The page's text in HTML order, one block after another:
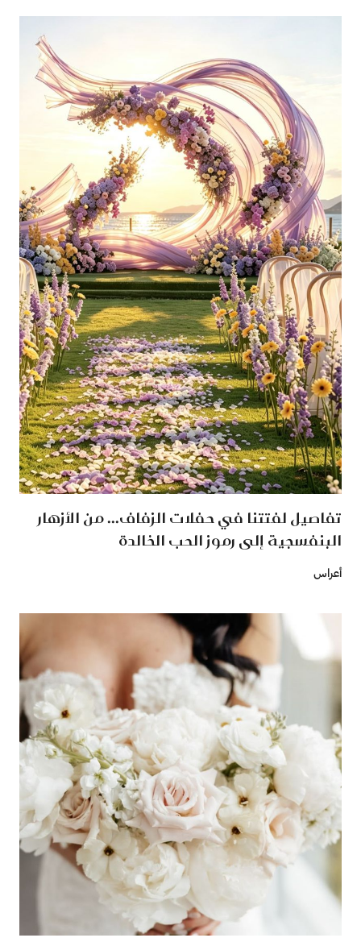
تفاصيل لفتتنا في حفلات الزفاف... من الأزهار
البنفسجية إلى رموز الحب الخالدة
أعراس